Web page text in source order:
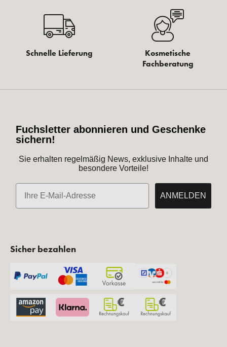
Schnelle Lieferung
Kosmetische
Fachberatung
Fuchsletter abonnieren und Geschenke
sichern!
Sie erhalten regelmäßig News, exklusive Inhalte und
besondere Vorteile!
E-Mail
ANMELDEN
Sicher bezahlen